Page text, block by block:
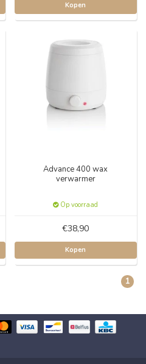
Kopen
Advance 400 wax
verwarmer
Op voorraad
€38,90
Kopen
1